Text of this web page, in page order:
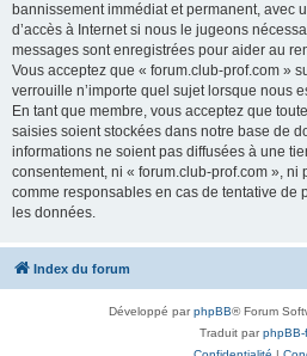
bannissement immédiat et permanent, avec
d’accès à Internet si nous le jugeons
messages sont enregistrées pour aider au
Vous acceptez que « forum.club-prof.com »
verrouille n’importe quel sujet lorsque nous
En tant que membre, vous acceptez que
saisies soient stockées dans notre base de
informations ne soient pas diffusées à une
consentement, ni « forum.club-prof.com », ni
comme responsables en cas de tentative de
les données.
Index du forum
Développé parphpBB® Forum
Traduit parphpBB-